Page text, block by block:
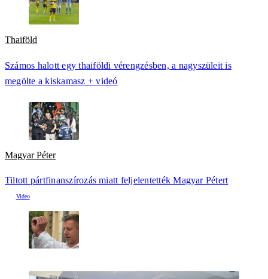
Thaiföld
Számos halott egy thaiföldi vérengzésben, a nagyszüleit is
megölte a kiskamasz + videó
Magyar Péter
Tiltott pártfinanszírozás miatt feljelentették Magyar Pétert